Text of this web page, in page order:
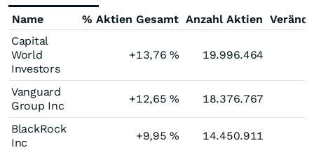
Name
% Aktien Gesamt Anzahl Aktien
Capital
World
Investors
+13,76% 19.996.464
Vanguard
Group Inc
+12,65% 18.376.767
BlackRock
Inc
+9,95% 14.450.911